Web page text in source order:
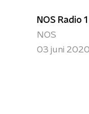
NOS Radio
NOS
03 juni